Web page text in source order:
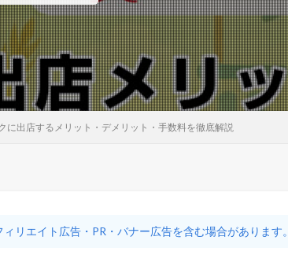
に出店するメリット・デメリット・手数料を徹底解説
リエイト広告・PR・バナー広告を含む場合があります。